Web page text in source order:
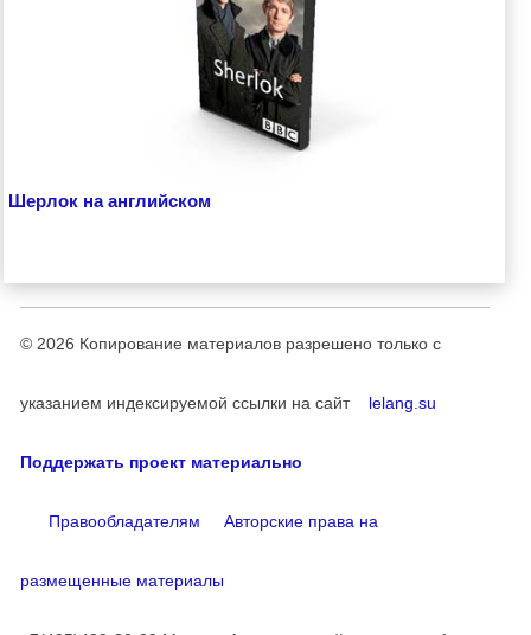
Шерлок на английском
© 2026 Копирование материалов разрешено только с
указанием индексируемой ссылки на сайт lelang.su
Поддержать проект материально
Правообладателям Авторские права на
размещенные материалы